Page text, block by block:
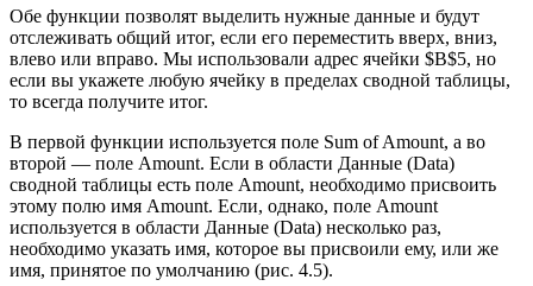
Обе функции позволят выделить нужные данные и будут
отслеживать общий итог, если его переместить вверх, вниз,
влево или вправо. Мы использовали адрес ячейки $В$5, но
если вы укажете любую ячейку в пределах сводной таблицы,
то всегда получите итог.
В первой функции используется поле Sum of Amount, а во
второй — поле Amount. Если в области Данные (Data)
сводной таблицы есть поле Amount, необходимо присвоить
этому полю имя Amount. Если, однако, поле Amount
используется в области Данные (Data) несколько раз,
необходимо указать имя, которое вы присвоили ему, или же
имя, принятое по умолчанию (рис. 4.5).